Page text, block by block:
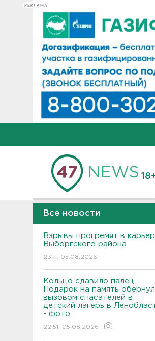
РЕКЛАМА
Все новости
Взрывы прогремят в
Выборгского района
23:11, 05.08.2026
Кольцо сдавило палец.
Подарок на память
вызовом спасателей в
детский лагерь в
- фото
22:51, 05.08.2026